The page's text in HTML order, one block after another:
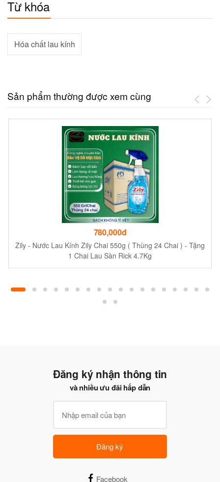
Từ khóa
Hóa chất lau kính
Sản phẩm thường được xem cùng
780,000đ
Zily - Nước Lau Kính Zily Chai 550g ( Thùng 24 Chai ) - Tặng
1 Chai Lau Sàn Rick 4.7Kg
Đăng ký nhận thông tin
và nhiều ưu đãi hấp dẫn
Đăng ký
Facebook